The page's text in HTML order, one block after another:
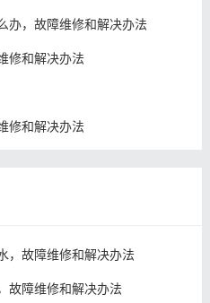
办，故障维修和解决办法
修和解决办法
修和解决办法
，故障维修和解决办法
故障维修和解决办法